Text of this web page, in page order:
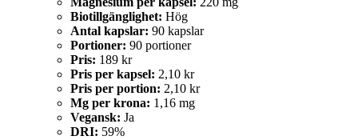
Biotillgänglighet: Hög
Antal kapslar: 90 kapslar
Portioner: 90 portioner
Pris: 189 kr
Pris per kapsel: 2,10 kr
Pris per portion: 2,10 kr
Mg per krona: 1,16 mg
Vegansk: Ja
DRI: 59%